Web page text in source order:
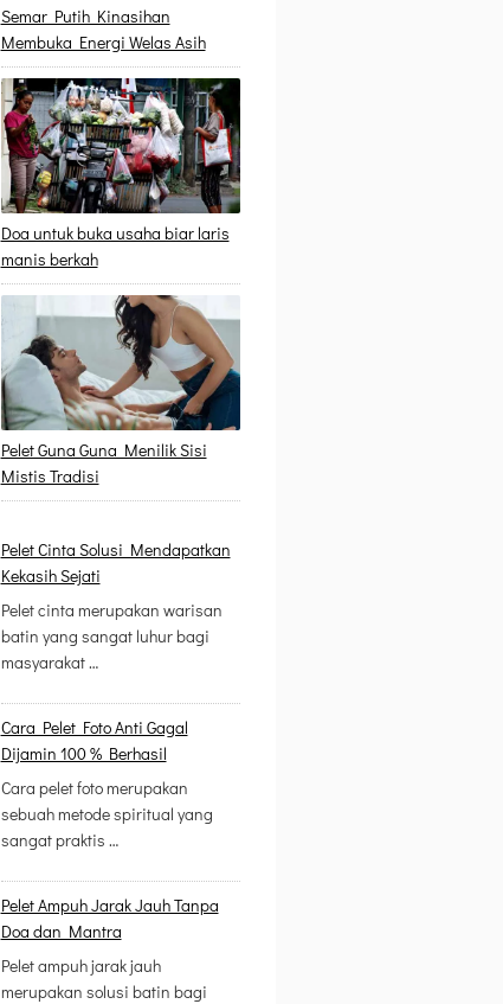
Semar Putih Kinasihan
Membuka Energi Welas Asih
Doa untuk buka usaha biar laris
manis berkah
Pelet Guna Guna Menilik Sisi
Mistis Tradisi
Pelet Cinta Solusi Mendapatkan
Kekasih Sejati
Pelet cinta merupakan warisan
batin yang sangat luhur bagi
masyarakat …
Cara Pelet Foto Anti Gagal
Dijamin 100 % Berhasil
Cara pelet foto merupakan
sebuah metode spiritual yang
sangat praktis …
Pelet Ampuh Jarak Jauh Tanpa
Doa dan Mantra
Pelet ampuh jarak jauh
merupakan solusi batin bagi